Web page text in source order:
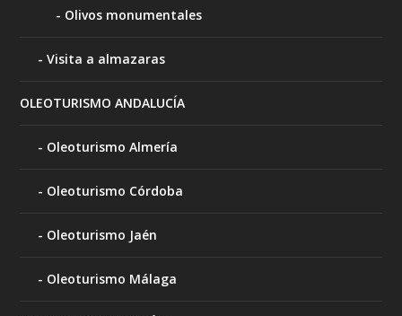
Olivos monumentales
Visita a almazaras
OLEOTURISMO ANDALUCÍA
Oleoturismo Almería
Oleoturismo Córdoba
Oleoturismo Jaén
Oleoturismo Málaga